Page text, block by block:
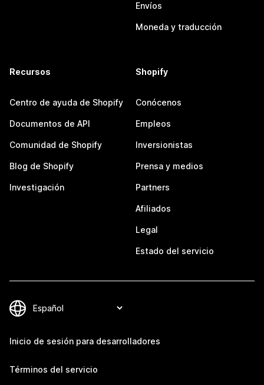
Envíos
Moneda y traducción
Recursos
Centro de ayuda de Shopify
Documentos de API
Comunidad de Shopify
Blog de Shopify
Investigación
Shopify
Conócenos
Empleos
Inversionistas
Prensa y medios
Partners
Afiliados
Legal
Estado del servicio
Inicio de sesión para desarrolladores
Términos del servicio